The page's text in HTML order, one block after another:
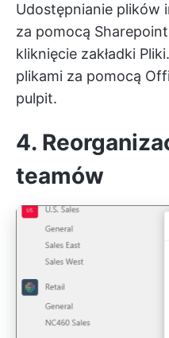
Udostępnianie plików
za pomocą
kliknięcie zakładki Pliki.
plikami za pomocą
pulpit.
4.
teamów